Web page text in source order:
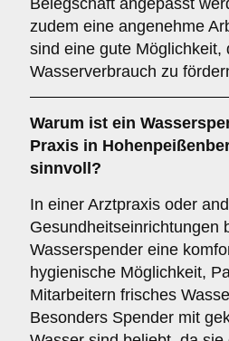
Belegschaft angepasst
zudem eine angenehme
sind eine gute Möglichkeit,
Wasserverbrauch zu
Warum ist ein
Praxis in
sinnvoll?
In einer Arztpraxis oder
Gesundheitseinrichtungen
Wasserspender eine
hygienische Möglichkeit,
Mitarbeitern frisches
Besonders Spender mit